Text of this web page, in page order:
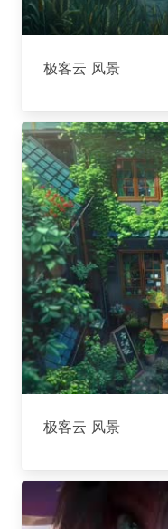
极客云 风景
极客云 风景